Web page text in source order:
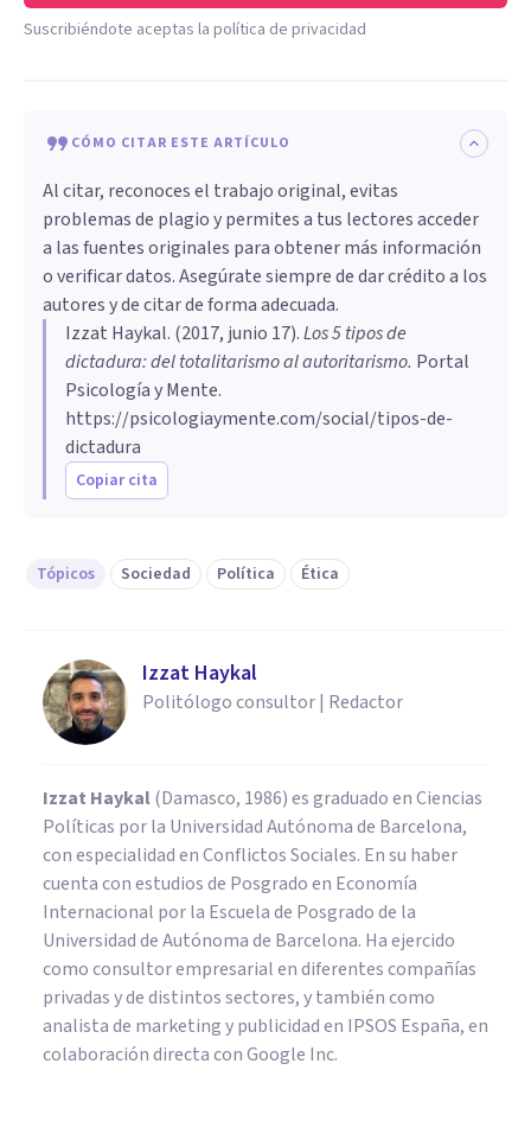
Suscribiéndote aceptas la política de privacidad
CÓMO CITAR ESTE ARTÍCULO
Al citar, reconoces el trabajo original, evitas
problemas de plagio y permites a tus lectores acceder
a las fuentes originales para obtener más información
o verificar datos. Asegúrate siempre de dar crédito a los
autores y de citar de forma adecuada.
Izzat Haykal. (2017, junio 17).Los 5 tipos de
dictadura: del totalitarismo al autoritarismo. Portal
Psicología y Mente.
https://psicologiaymente.com/social/tipos-de-
dictadura
Copiar cita
Tópicos Sociedad Política Ética
Izzat Haykal
Politólogo consultor | Redactor
Izzat Haykal(Damasco, 1986) es graduado en Ciencias
Políticas por la Universidad Autónoma de Barcelona,
con especialidad en Conflictos Sociales. En su haber
cuenta con estudios de Posgrado en Economía
Internacional por la Escuela de Posgrado de la
Universidad de Autónoma de Barcelona. Ha ejercido
como consultor empresarial en diferentes compañías
privadas y de distintos sectores, y también como
analista de marketing y publicidad en IPSOS España, en
colaboración directa con Google Inc.